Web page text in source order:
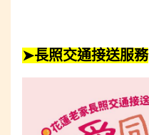
➤長照交通接送服務